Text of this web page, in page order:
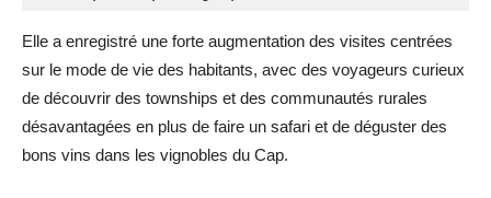
Elle a enregistré une forte augmentation des visites centrées
sur le mode de vie des habitants, avec des voyageurs curieux
de découvrir des townships et des communautés rurales
désavantagées en plus de faire un safari et de déguster des
bons vins dans les vignobles du Cap.